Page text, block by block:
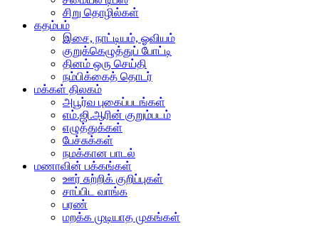
சிறு தொழில்கள்
கதம்பம்
இசை, நாட்டியம், ஓவியம்
குறுக்கெழுத்துப் போட்டி
தினம் ஒரு செய்தி
நம்பிக்கைத் தொடர்
மக்கள் திலகம்
அபூர்வ புகைப்படங்கள்
எம்.ஜி.ஆரின் குறும்படம்
எழுத்துக்கள்
பேச்சுக்கள்
நமக்கான பாடல்
மணாவின் பக்கங்கள்
ஊர் சுற்றிக் குறிப்புகள்
சாப்பிட வாங்க
பரண்
மறக்க முடியாத முகங்கள்